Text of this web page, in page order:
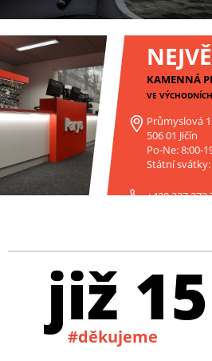
KAMENNÁ
VE
Průmyslová
506 01 Jičín
Po-Ne: 8:00-
Státní
+420 227 272
již
#děkujeme